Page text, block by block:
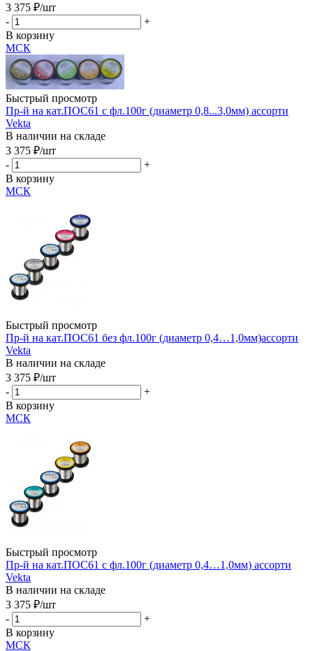
3 375 ₽/шт
-
+
В корзину
МСК
Быстрый просмотр
Пр-й на кат.ПОС61 с фл.100г (диаметр 0,8...3,0мм) ассорти
Vekta
В наличии на складе
3 375 ₽/шт
-
+
В корзину
МСК
Быстрый просмотр
Пр-й на кат.ПОС61 без фл.100г (диаметр 0,4…1,0мм)ассорти
Vekta
В наличии на складе
3 375 ₽/шт
-
+
В корзину
МСК
Быстрый просмотр
Пр-й на кат.ПОС61 с фл.100г (диаметр 0,4…1,0мм) ассорти
Vekta
В наличии на складе
3 375 ₽/шт
-
+
В корзину
МСК